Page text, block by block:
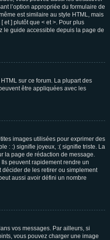
l’option appropriée du formulaire de
est similaire au style HTML, mais
et ] plutôt que < et >. Pour plus
le guide accessible depuis la page de
sur ce forum. La plupart des
être appliquées avec les
images utilisées pour exprimer des
: :) signifie joyeux, :( signifie triste. La
la page de rédaction de message.
peuvent rapidement rendre un
de les retirer ou simplement
aussi avoir défini un nombre
vos messages. Par ailleurs, si
vous pouvez charger une image